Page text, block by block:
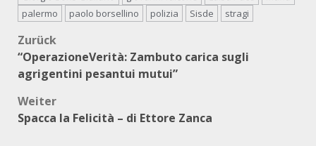
palermo
paolo borsellino polizia Sisde stragi
Beitragsnavigation
Zurück
“OperazioneVerità: Zambuto carica sugli
agrigentini pesantui mutui”
Weiter
Spacca la Felicità – di Ettore Zanca